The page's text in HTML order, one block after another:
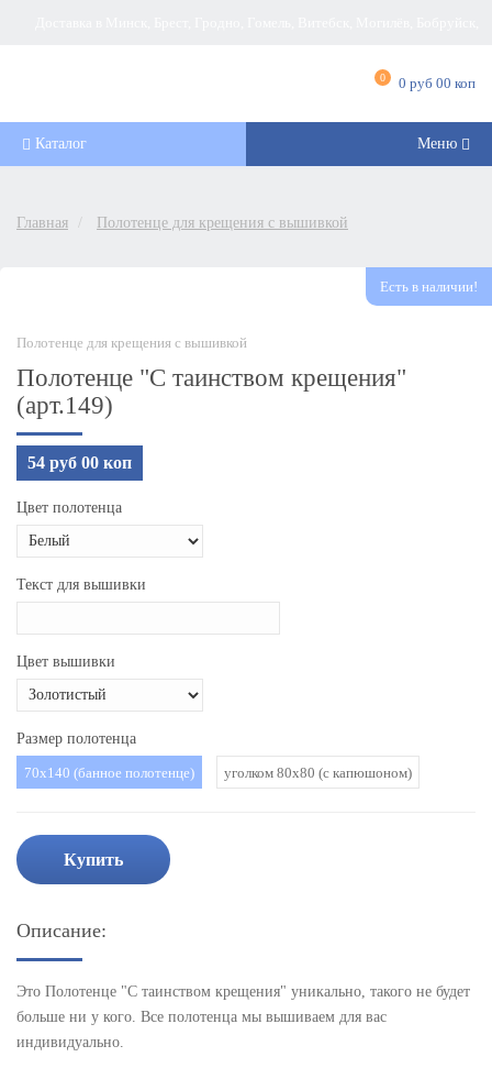
Барановичи, Новополоцк, Пинск, Борисов, Мозырь, Полоцк, Слоним, Лида,
0 0 руб 00 коп
Каталог Меню
Главная Полотенце для крещения с вышивкой
Есть в наличии!
Полотенце для крещения с вышивкой
Полотенце "С таинством крещения"
(арт.149)
54 руб 00 коп
Цвет полотенца
Текст для вышивки
Цвет вышивки
Размер полотенца
70х140 (банное полотенце) уголком 80х80 (с капюшоном)
Купить
Описание:
Это Полотенце "С таинством крещения" уникально, такого не будет
больше ни у кого. Все полотенца мы вышиваем для вас
индивидуально.